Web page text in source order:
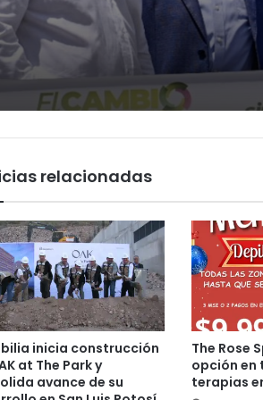
y destaca
con
Estado
en
y
tras
relacionadas
inicia construcción
at The Park y
avance de su
The Rose
opción
terapias